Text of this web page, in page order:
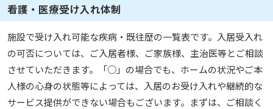
看護・医療受け入れ体制
施設で受け入れ可能な疾病・既往歴の一覧表です。入居受入れ
の可否については、ご入居者様、ご家族様、主治医等とご相談
させていただきます。「○」の場合でも、ホームの状況やご本
人様の心身の状態等によっては、入居のお受け入れや継続的な
サービス提供ができない場合もございます。まずは、ご相談く